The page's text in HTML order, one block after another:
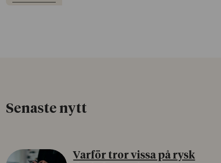
Senaste nytt
Varför tror vissa på rysk